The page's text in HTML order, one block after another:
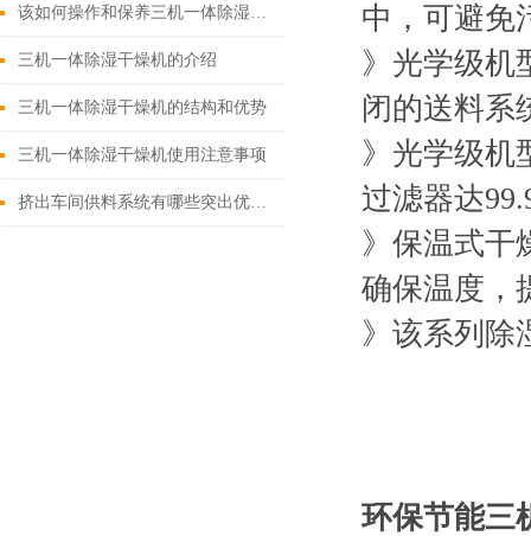
该如何操作和保养三机一体除湿干燥机
三机一体除湿干燥机的介绍
三机一体除湿干燥机的结构和优势
三机一体除湿干燥机使用注意事项
挤出车间供料系统有哪些突出优势?
中，可避免
》光学级机
闭的送料系
》光学级机
过滤器达
》保温式干
确保温度，
》该系列除
环保节能三